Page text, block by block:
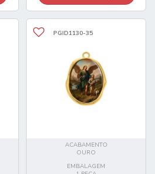
PGID1130-35
ACABAMENTO
OURO
EMBALAGEM